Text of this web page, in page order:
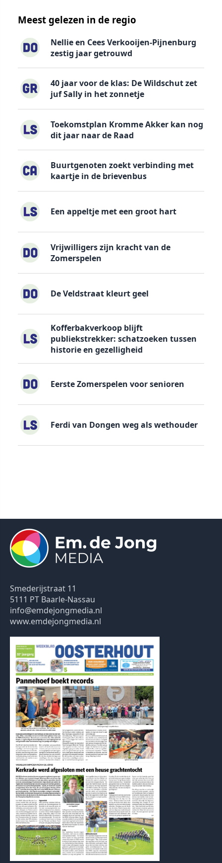
Meest gelezen in de regio
Nellie en Cees Verkooijen-Pijnenburg
zestig jaar getrouwd
40 jaar voor de klas: De Wildschut zet
juf Sally in het zonnetje
Toekomstplan Kromme Akker kan nog
dit jaar naar de Raad
Buurtgenoten zoekt verbinding met
kaartje in de brievenbus
Een appeltje met een groot hart
Vrijwilligers zijn kracht van de
Zomerspelen
De Veldstraat kleurt geel
Kofferbakverkoop blijft
publiekstrekker: schatzoeken tussen
historie en gezelligheid
Eerste Zomerspelen voor senioren
Ferdi van Dongen weg als wethouder
Smederijstraat 11
5111 PT Baarle-Nassau
info@emdejongmedia.nl
www.emdejongmedia.nl